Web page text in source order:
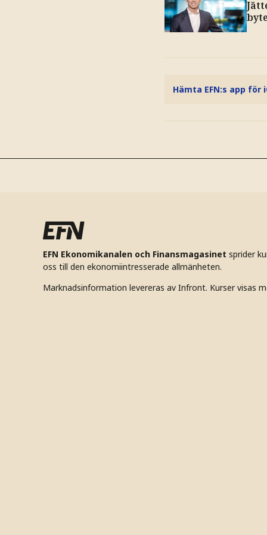
Hämta EFN:s app för
EFN Ekonomikanalen och Finansmagasinet sprider
oss till den ekonomiintresserade allmänheten.
Marknadsinformation levereras av Infront. Kurser visas